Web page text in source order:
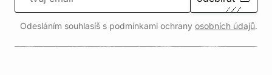
Odesláním souhlasíš s podmínkami ochrany osobních údajů.